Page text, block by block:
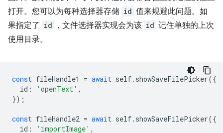
打开。您可以为每种选择器存储 id 值来规避此问题。如
果指定了 id ，文件选择器实现会为该 id 记住单独的上次
使用目录。
const fileHandle1 = await self. showSaveFilePicker({
id : 'openText' ,
});
const fileHandle2 = await self. showSaveFilePicker({
id : 'importImage' ,